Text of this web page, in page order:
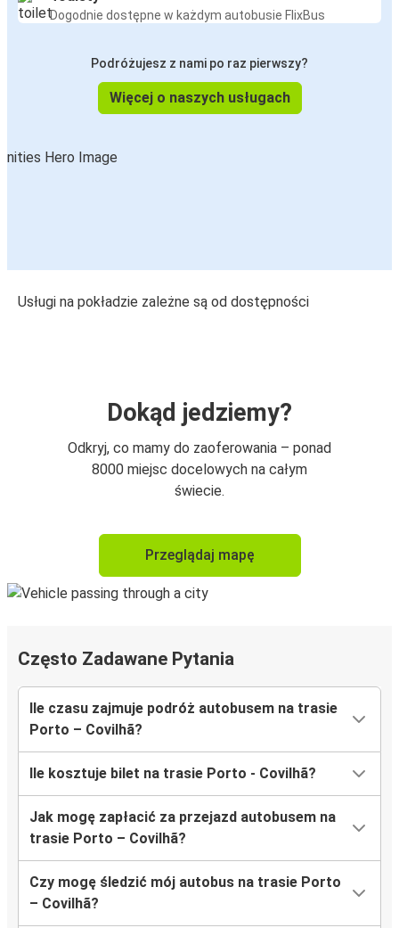
Dogodnie dostępne w każdym autobusie FlixBus
Podróżujesz z nami po raz pierwszy?
Więcej o naszych usługach
Usługi na pokładzie zależne są od dostępności
Dokąd jedziemy?
Odkryj, co mamy do zaoferowania – ponad
8000 miejsc docelowych na całym
świecie.
Przeglądaj mapę
Często Zadawane Pytania
Ile czasu zajmuje podróż autobusem na trasie
Porto – Covilhã?
Ile kosztuje bilet na trasie Porto - Covilhã?
Jak mogę zapłacić za przejazd autobusem na
trasie Porto – Covilhã?
Czy mogę śledzić mój autobus na trasie Porto
– Covilhã?